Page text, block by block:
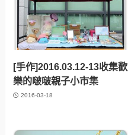
[手作]2016.03.12-13收集歡
樂的啵啵親子小市集
2016-03-18